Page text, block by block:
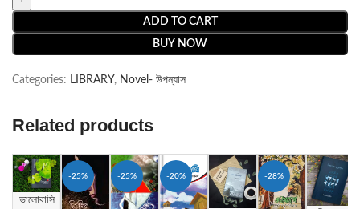
ADD TO CART
BUY NOW
Categories: LIBRARY, Novel- উপন্যাস
Related products
ভালোবাসি
-25% -25% -20% -28%